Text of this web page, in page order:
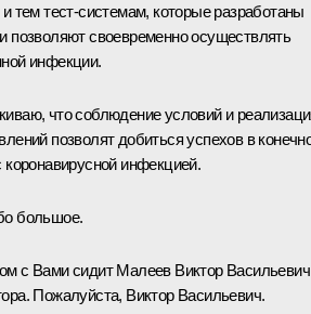
тем тест-системам, которые разработаны
позволяют своевременно осуществлять
инфекции.
что соблюдение условий и
позволят добиться успехов в
коронавирусной инфекцией.
большое.
с Вами сидит Малеев Виктор
Пожалуйста, Виктор Васильевич.